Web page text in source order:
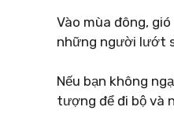
Vào mùa đông,
những người lướt
Nếu bạn không
tượng để đi bộ và